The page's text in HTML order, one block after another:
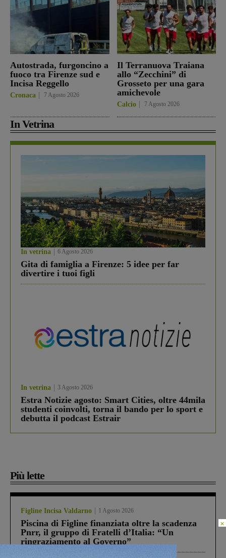
Autostrada, furgoncino a
fuoco tra Firenze sud e
Incisa Reggello
Cronaca 7 Agosto 2026
Il Terranuova Traiana
allo “Zecchini” di
Grosseto per una gara
amichevole
Calcio 7 Agosto 2026
In Vetrina
In vetrina 6 Agosto 2026
Gita di famiglia a Firenze: 5 idee per far
divertire i tuoi figli
In vetrina 3 Agosto 2026
Estra Notizie agosto: Smart Cities, oltre 44mila
studenti coinvolti, torna il bando per lo sport e
debutta il podcast Estrair
Più lette
Figline Incisa Valdarno 1 Agosto 2026
Piscina di Figline finanziata oltre la scadenza
Pnrr, il gruppo di Fratelli d’Italia: “Un
ringraziamento al Governo”
×